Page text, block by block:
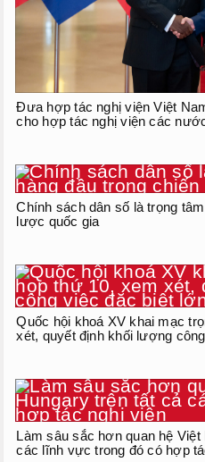
Đưa hợp tác nghị viện Việt
cho hợp tác nghị viện các
Chính sách dân số là trọng
lược quốc gia
Quốc hội khoá XV khai mạc
xét, quyết định khối lượng
Làm sâu sắc hơn quan hệ
các lĩnh vực trong đó có hợp